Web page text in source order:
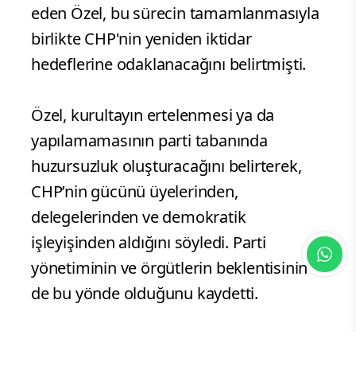
eden Özel, bu sürecin tamamlanmasıyla
birlikte CHP'nin yeniden iktidar
hedeflerine odaklanacağını belirtmişti.
Özel, kurultayın ertelenmesi ya da
yapılamamasının parti tabanında
huzursuzluk oluşturacağını belirterek,
CHP’nin gücünü üyelerinden,
delegelerinden ve demokratik
işleyişinden aldığını söyledi. Parti
yönetiminin ve örgütlerin beklentisinin
de bu yönde olduğunu kaydetti.